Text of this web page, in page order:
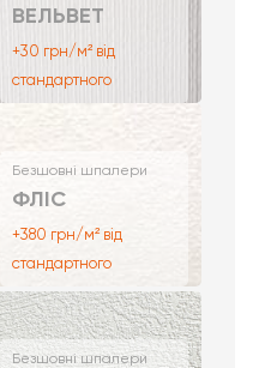
ВЕЛЬВЕТ
+30 грн/м² від
стандартного
Безшовні шпалери
ФЛІС
+380 грн/м² від
стандартного
Безшовні шпалери